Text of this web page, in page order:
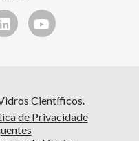
Científicos.
de Privacidade